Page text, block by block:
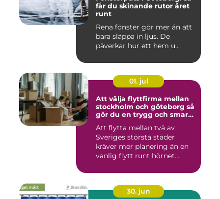
får du skinande rutor året
runt
Rena fönster gör mer än att
bara släppa in ljus. De
påverkar hur ett hem u...
01. jul
Att välja flyttfirma mellan
stockholm och göteborg så
gör du en trygg och smart
Att flytta mellan två av
Sveriges största städer
kräver mer planering än en
vanlig flytt runt hörnet...
30. jun